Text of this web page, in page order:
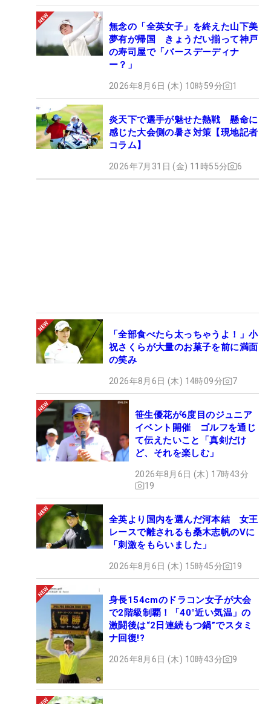
無念の「全英女子」を終えた山下美
夢有が帰国 きょうだい揃って神戸
の寿司屋で「バースデーディナ
ー？」
2026年8月6日 (木) 10時59分 1
炎天下で選手が魅せた熱戦 懸命に
感じた大会側の暑さ対策【現地記者
コラム】
2026年7月31日 (金) 11時55分 6
「全部食べたら太っちゃうよ！」小
祝さくらが大量のお菓子を前に満面
の笑み
2026年8月6日 (木) 14時09分 7
笹生優花が6度目のジュニア
イベント開催 ゴルフを通じ
て伝えたいこと「真剣だけ
ど、それを楽しむ」
2026年8月6日 (木) 17時43分
19
全英より国内を選んだ河本結 女王
レースで離されるも桑木志帆のVに
「刺激をもらいました」
2026年8月6日 (木) 15時45分 19
身長154cmのドラコン女子が大会
で2階級制覇！「40°近い気温」の
激闘後は“2日連続もつ鍋”でスタミ
ナ回復!?
2026年8月6日 (木) 10時43分 9